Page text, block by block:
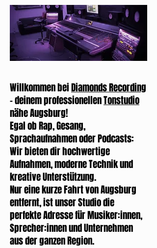
Über
schri
ft 3
Willkommen beiDiamonds Recording
– deinem professionellenTonstudio
nähe Augsburg!
Egal ob Rap, Gesang,
Sprachaufnahmen oder Podcasts:
Wir bieten dir hochwertige
Aufnahmen, moderne Technik und
kreative Unterstützung.
Nur eine kurze Fahrt von Augsburg
entfernt, ist unser Studio die
perfekte Adresse für Musiker:innen,
Sprecher:innen und Unternehmen
aus der ganzen Region.